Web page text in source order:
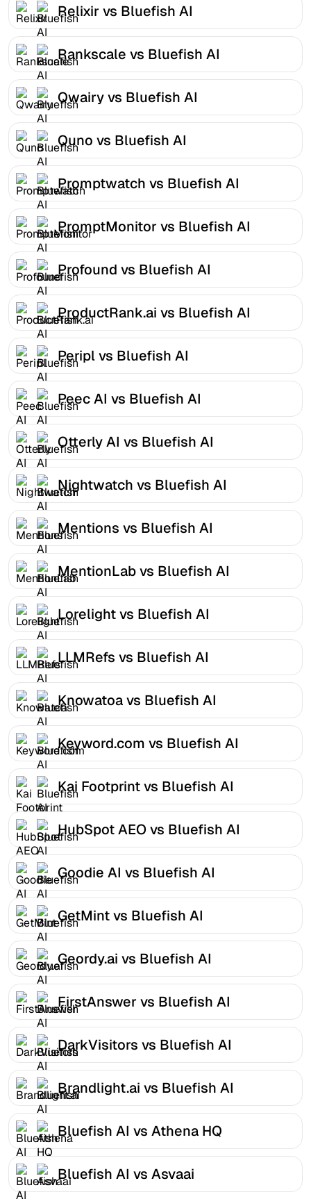
Relixir vs Bluefish AI
Rankscale vs Bluefish AI
Qwairy vs Bluefish AI
Quno vs Bluefish AI
Promptwatch vs Bluefish AI
PromptMonitor vs Bluefish AI
Profound vs Bluefish AI
ProductRank.ai vs Bluefish AI
Peripl vs Bluefish AI
Peec AI vs Bluefish AI
Otterly AI vs Bluefish AI
Nightwatch vs Bluefish AI
Mentions vs Bluefish AI
MentionLab vs Bluefish AI
Lorelight vs Bluefish AI
LLMRefs vs Bluefish AI
Knowatoa vs Bluefish AI
Keyword.com vs Bluefish AI
Kai Footprint vs Bluefish AI
HubSpot AEO vs Bluefish AI
Goodie AI vs Bluefish AI
GetMint vs Bluefish AI
Geordy.ai vs Bluefish AI
FirstAnswer vs Bluefish AI
DarkVisitors vs Bluefish AI
Brandlight.ai vs Bluefish AI
Bluefish AI vs Athena HQ
Bluefish AI vs Asvaai